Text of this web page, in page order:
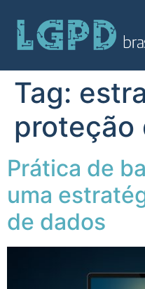
Tag:
proteção
Prática de
uma
de dados